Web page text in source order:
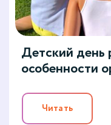
Детский день
особенности
Читать